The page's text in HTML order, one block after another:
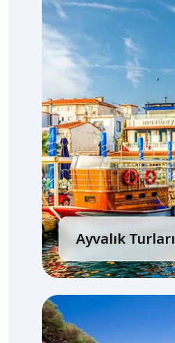
Ayvalık Turları